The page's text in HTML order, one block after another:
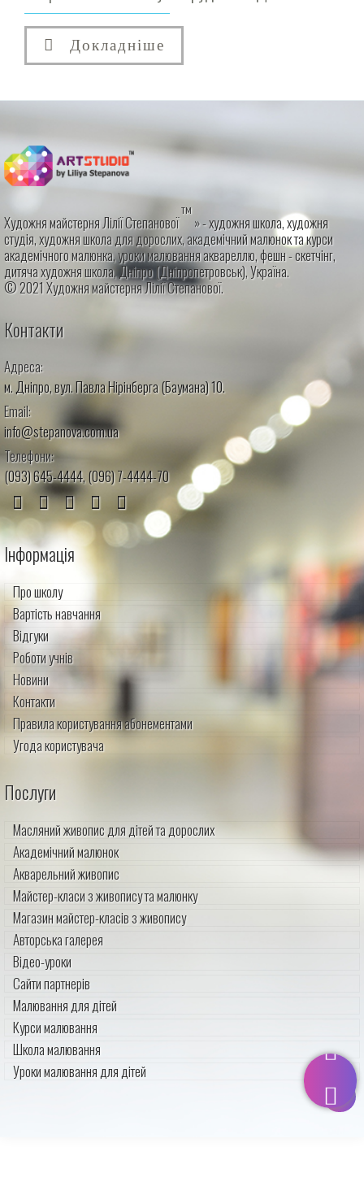
Докладніше
Художня майстерня Лілії Степанової
тм
» - художня школа, художня
студія, художня школа для дорослих, академічний малюнок та курси
академічного малюнка, уроки малювання аквареллю, фешн - скетчінг,
дитяча художня школа, Дніпро (Дніпропетровськ), Україна.
© 2021 Художня майстерня Лілії Степанової.
Контакти
Адреса:
м. Дніпро, вул. Павла Нірінберга (Баумана) 10.
Email:
info@stepanova.com.ua
Телефони:
(093) 645-4444, (096) 7-4444-70
Інформація
Про школу
Вартість навчання
Відгуки
Роботи учнів
Новини
Контакти
Правила користування абонементами
Угода користувача
Послуги
Масляний живопис для дітей та дорослих
Академічний малюнок
Акварельний живопис
Майстер-класи з живопису та малюнку
Магазин майстер-класів з живопису
Авторська галерея
Відео-уроки
Сайти партнерів
Малювання для дітей
Курси малювання
Школа малювання
Уроки малювання для дітей